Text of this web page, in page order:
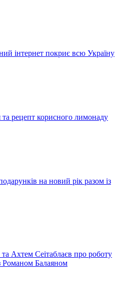
інтернет покриє всю Україну
рецепт корисного лимонаду
на новий рік разом із
Ахтем Сеітаблаєв про роботу
Романом Балаяном